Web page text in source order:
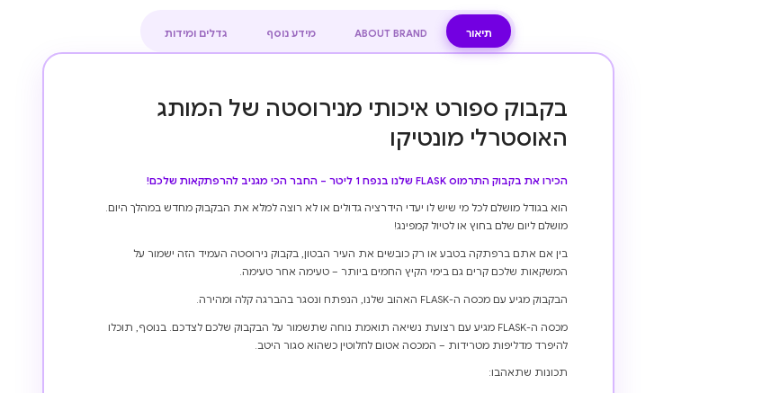
תיאור ABOUT BRAND מידע נוסף גדלים ומידות
בקבוק ספורט איכותי מנירוסטה של המותג
האוסטרלי מונטיקו
הכירו את בקבוק התרמוס FLASK שלנו בנפח 1 ליטר – החבר הכי מגניב להרפתקאות שלכם!
הוא בגודל מושלם לכל מי שיש לו יעדי הידרציה גדולים או לא רוצה למלא את הבקבוק מחדש במהלך היום.
מושלם ליום שלם בחוץ או לטיול קמפינג!
בין אם אתם ברפתקה בטבע או רק כובשים את העיר הבטון, בקבוק נירוסטה העמיד הזה ישמור על
המשקאות שלכם קרים גם בימי הקיץ החמים ביותר – טעימה אחר טעימה.
הבקבוק מגיע עם מכסה ה-FLASK האהוב שלנו, הנפתח ונסגר בהברגה קלה ומהירה.
מכסה ה-FLASK מגיע עם רצועת נשיאה תואמת נוחה שתשמור על הבקבוק שלכם לצדכם. בנוסף, תוכלו
להיפרד מדליפות מטרידות – המכסה אטום לחלוטין כשהוא סגור היטב.
תכונות שתאהבו: